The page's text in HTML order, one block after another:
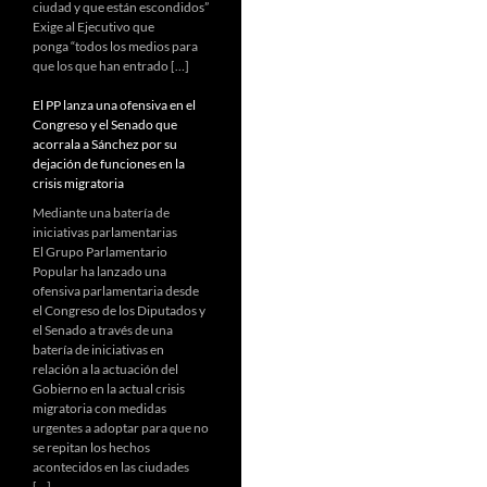
ciudad y que están escondidos”
Exige al Ejecutivo que
ponga “todos los medios para
que los que han entrado […]
El PP lanza una ofensiva en el
Congreso y el Senado que
acorrala a Sánchez por su
dejación de funciones en la
crisis migratoria
Mediante una batería de
iniciativas parlamentarias
El Grupo Parlamentario
Popular ha lanzado una
ofensiva parlamentaria desde
el Congreso de los Diputados y
el Senado a través de una
batería de iniciativas en
relación a la actuación del
Gobierno en la actual crisis
migratoria con medidas
urgentes a adoptar para que no
se repitan los hechos
acontecidos en las ciudades